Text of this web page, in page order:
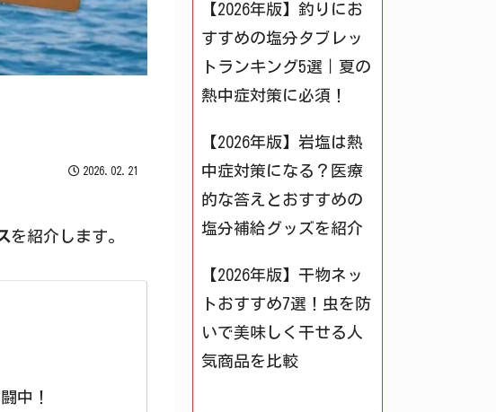
2026.02.21
を紹介します。
中！
【2026年版】釣りにお
すすめの塩分タブレッ
トランキング5選｜夏の
熱中症対策に必須！
【2026年版】岩塩は熱
中症対策になる？医療
的な答えとおすすめの
塩分補給グッズを紹介
【2026年版】干物ネッ
トおすすめ7選！虫を防
いで美味しく干せる人
気商品を比較